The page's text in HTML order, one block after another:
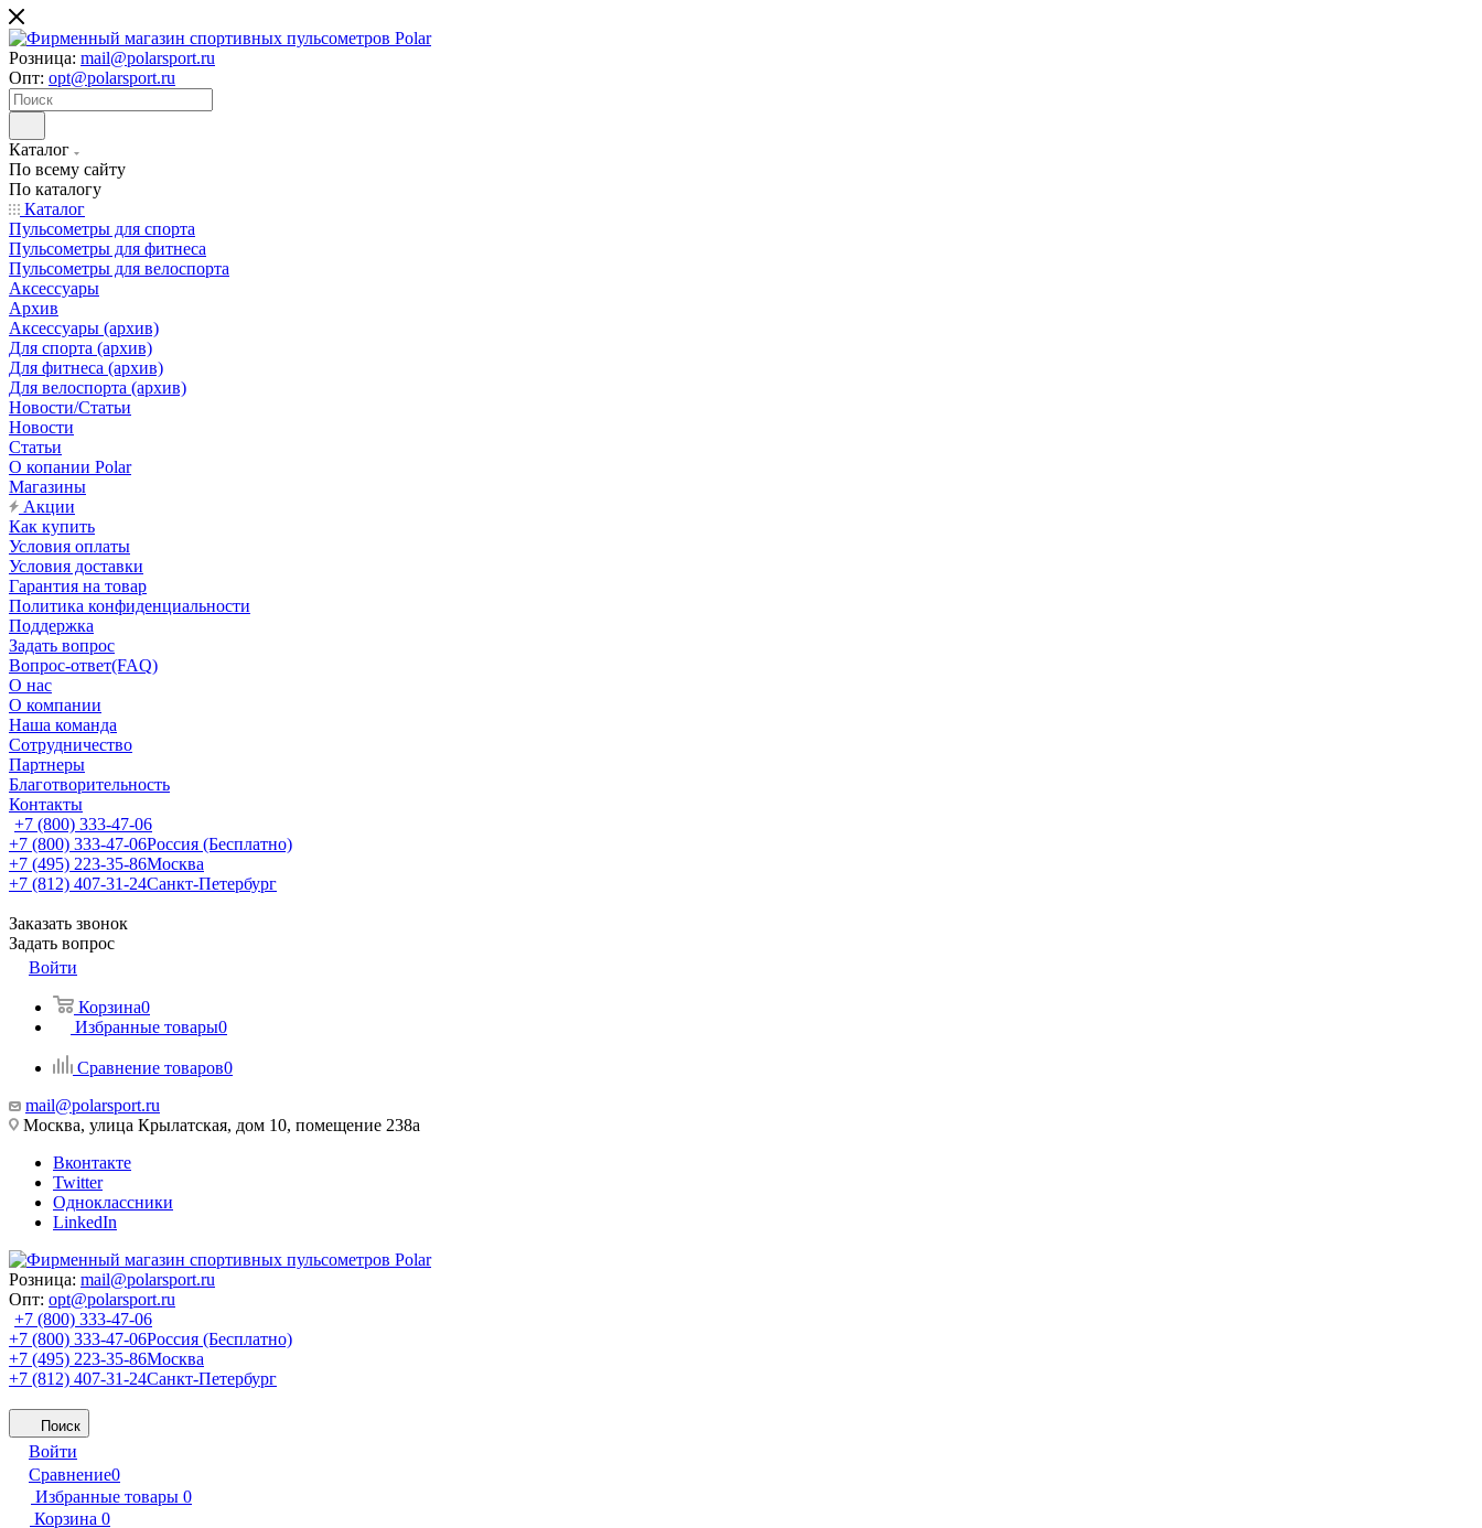
Розница: mail@polarsport.ru
Опт: opt@polarsport.ru
Каталог
По всему сайту
По каталогу
Каталог
Пульсометры для спорта
Пульсометры для фитнеса
Пульсометры для велоспорта
Аксессуары
Архив
Аксессуары (архив)
Для спорта (архив)
Для фитнеса (архив)
Для велоспорта (архив)
Новости/Статьи
Новости
Статьи
О копании Polar
Магазины
Акции
Как купить
Условия оплаты
Условия доставки
Гарантия на товар
Политика конфиденциальности
Поддержка
Задать вопрос
Вопрос-ответ(FAQ)
О нас
О компании
Наша команда
Сотрудничество
Партнеры
Благотворительность
Контакты
+7 (800) 333-47-06
+7 (800) 333-47-06Россия (Бесплатно)
+7 (495) 223-35-86Москва
+7 (812) 407-31-24Санкт-Петербург
Заказать звонок
Задать вопрос
Войти
Корзина0
Избранные товары0
Сравнение товаров0
mail@polarsport.ru
Москва, улица Крылатская, дом 10, помещение 238а
Вконтакте
Twitter
Одноклассники
LinkedIn
Розница: mail@polarsport.ru
Опт: opt@polarsport.ru
+7 (800) 333-47-06
+7 (800) 333-47-06Россия (Бесплатно)
+7 (495) 223-35-86Москва
+7 (812) 407-31-24Санкт-Петербург
Поиск
Войти
Сравнение0
Избранные товары 0
Корзина 0